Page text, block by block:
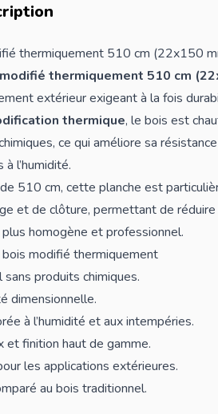
thermiquement 510 cm (22x150
thermiquement 510 cm
extérieur exigeant à la fois
thermique, le bois est
ce qui améliore sa
l’humidité.
510 cm, cette planche est
et de clôture, permettant de
plus homogène et professionnel.
modifié thermiquement
produits chimiques.
dimensionnelle.
à l’humidité et aux intempéries.
et finition haut de gamme.
les applications extérieures.
au bois traditionnel.